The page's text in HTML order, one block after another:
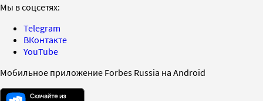
Мы в соцсетях:
Telegram
ВКонтакте
YouTube
Мобильное приложение Forbes Russia на Android